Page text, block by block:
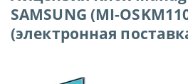
SAMSUNG (MI-
(электронная